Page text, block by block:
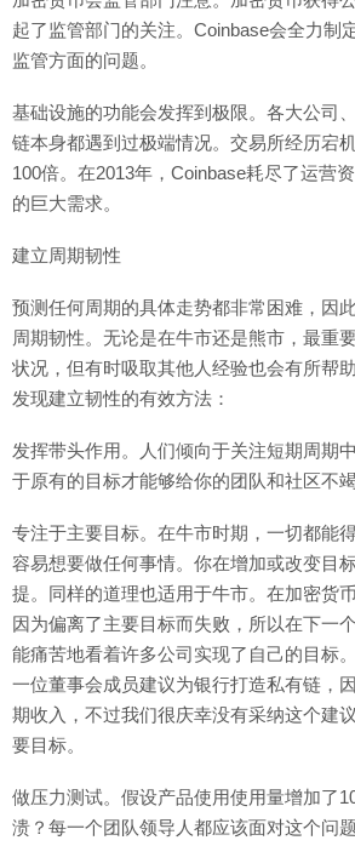
起了监管部门的关注。Coinbase会全力制
监管方面的问题。
基础设施的功能会发挥到极限。各大公司
链本身都遇到过极端情况。交易所经历宕
100倍。在2013年，Coinbase耗尽了运营
的巨大需求。
建立周期韧性
预测任何周期的具体走势都非常困难，因
周期韧性。无论是在牛市还是熊市，最重
状况，但有时吸取其他人经验也会有所帮
发现建立韧性的有效方法：
发挥带头作用。人们倾向于关注短期周期
于原有的目标才能够给你的团队和社区不竭
专注于主要目标。在牛市时期，一切都能
容易想要做任何事情。你在增加或改变目
提。同样的道理也适用于牛市。在加密货
因为偏离了主要目标而失败，所以在下一
能痛苦地看着许多公司实现了自己的目标
一位董事会成员建议为银行打造私有链，
期收入，不过我们很庆幸没有采纳这个建
要目标。
做压力测试。假设产品使用使用量增加了
溃？每一个团队领导人都应该面对这个问